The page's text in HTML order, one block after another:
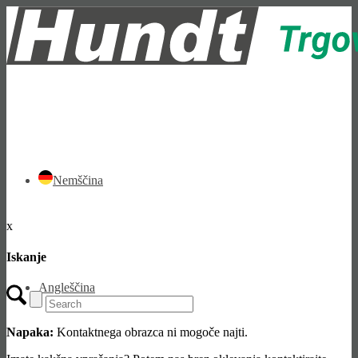
Nemščina
Angleščina
x
Iskanje
Napaka: Kontaktnega obrazca ni mogoče najti.